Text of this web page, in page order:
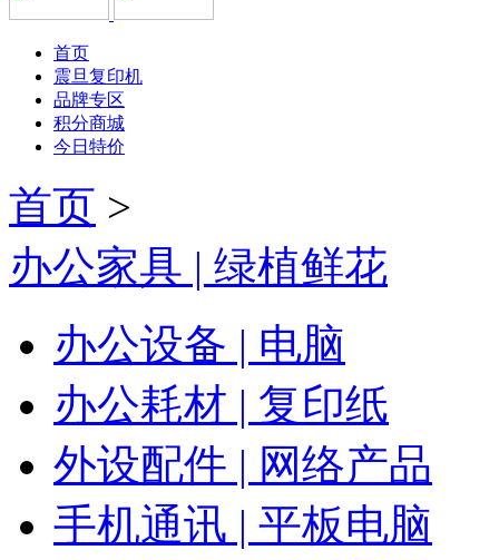
首页
震旦复印机
品牌专区
积分商城
今日特价
首页 >
办公家具 | 绿植鲜花
办公设备 | 电脑
办公耗材 | 复印纸
外设配件 | 网络产品
手机通讯 | 平板电脑